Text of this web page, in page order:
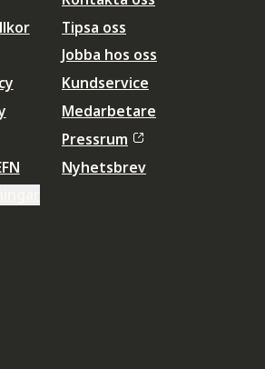
Tipsa oss
Jobba hos oss
Kundservice
Medarbetare
Pressrum
Nyhetsbrev